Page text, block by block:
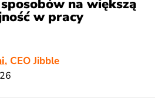
na większą
w pracy
, CEO Jibble